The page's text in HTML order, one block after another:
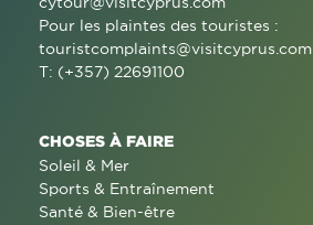
Pour les plaintes des touristes :
touristcomplaints@visitcyprus.com
T: (+357) 22691100
CHOSES À FAIRE
Soleil & Mer
Sports & Entraînement
Santé & Bien-être